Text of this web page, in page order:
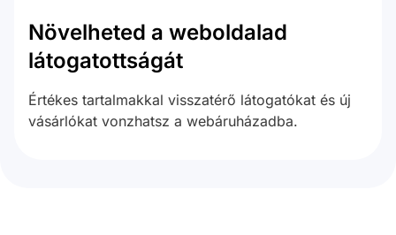
Növelheted a weboldalad
látogatottságát
Értékes tartalmakkal visszatérő látogatókat és új
vásárlókat vonzhatsz a webáruházadba.